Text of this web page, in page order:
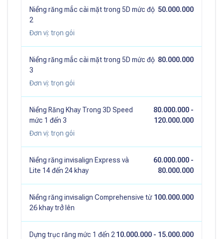
Niềng răng mắc cài mặt trong 5D mức độ
2
50.000.000
Đơn vị: trọn gói
Niềng răng mắc cài mặt trong 5D mức độ
3
80.000.000
Đơn vị: trọn gói
Niềng Răng Khay Trong 3D Speed
mức 1 đến 3
80.000.000 -
120.000.000
Đơn vị: trọn gói
Niềng răng invisalign Express và
Lite 14 đến 24 khay
60.000.000 -
80.000.000
Niềng răng invisalign Comprehensive từ
26 khay trở lên
100.000.000
Dựng trục răng mức 1 đến 2 10.000.000 - 15.000.000